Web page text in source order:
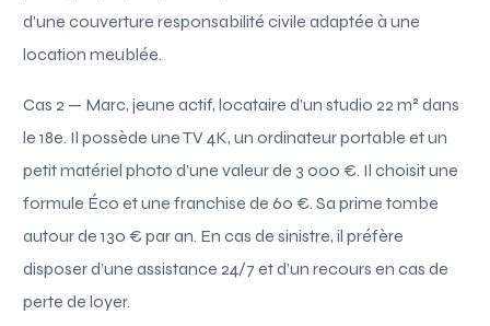
d’une couverture responsabilité civile adaptée à une
location meublée.
Cas 2 — Marc, jeune actif, locataire d’un studio 22 m² dans
le 18e. Il possède une TV 4K, un ordinateur portable et un
petit matériel photo d’une valeur de 3 000 €. Il choisit une
formule Éco et une franchise de 60 €. Sa prime tombe
autour de 130 € par an. En cas de sinistre, il préfère
disposer d’une assistance 24/7 et d’un recours en cas de
perte de loyer.